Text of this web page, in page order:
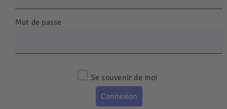
Mot de passe
Se souvenir de moi